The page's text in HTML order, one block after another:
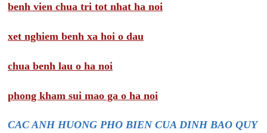
benh vien chua tri tot nhat ha noi
xet nghiem benh xa hoi o dau
chua benh lau o ha noi
phong kham sui mao ga o ha noi
CAC ANH HUONG PHO BIEN CUA DINH BAO QUY